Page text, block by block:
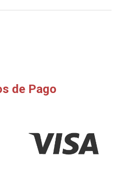
de Pago